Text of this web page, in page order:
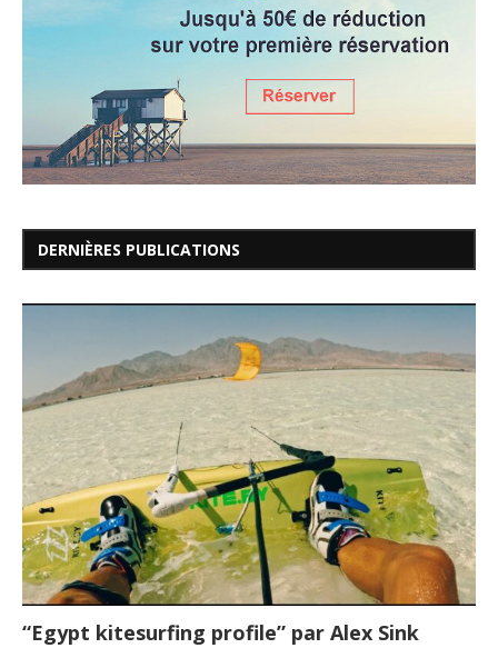
DERNIÈRES PUBLICATIONS
“Egypt kitesurfing profile” par Alex Sink